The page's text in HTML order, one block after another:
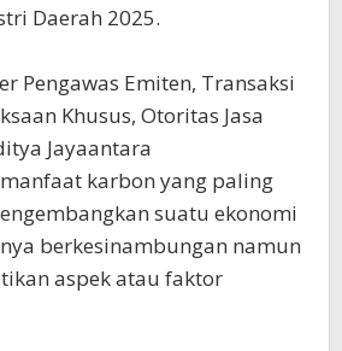
Daerah 2025.
Pengawas Emiten, Transaksi
Khusus, Otoritas Jasa
Jayaantara
karbon yang paling
suatu ekonomi
berkesinambungan namun
aspek atau faktor